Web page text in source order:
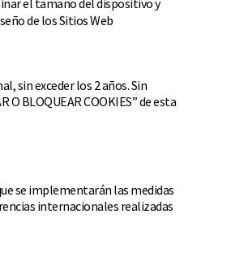
el tamaño del dispositivo y
de los Sitios Web
sin exceder los 2 años. Sin
BLOQUEAR COOKIES” de esta
se implementarán las medidas
internacionales realizadas